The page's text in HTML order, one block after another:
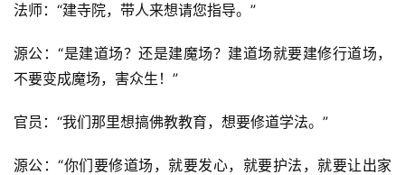
法师：“建寺院，带人来想请您指导。”
源公：“是建道场？还是建魔场？建道场就要建修行道场，
不要变成魔场，害众生！”
官员：“我们那里想搞佛教教育，想要修道学法。”
源公：“你们要修道场，就要发心，就要护法，就要让出家